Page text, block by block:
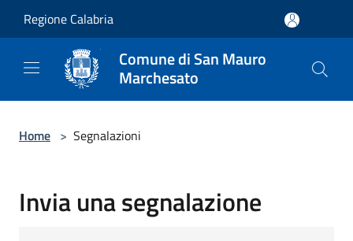
Regione Calabria
Comune di San Mauro
Marchesato
Home > Segnalazioni
Invia una segnalazione